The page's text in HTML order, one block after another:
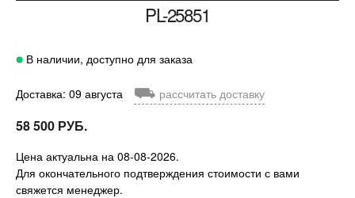
PL-25851
В наличии, доступно для заказа
Доставка: 09 августа ⛟ рассчитать доставку
58 500 РУБ.
Цена актуальна на 08-08-2026.
Для окончательного подтверждения стоимости с вами
свяжется менеджер.